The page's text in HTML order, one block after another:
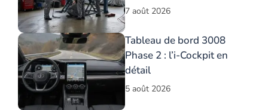
7 août 2026
Tableau de bord 3008
Phase 2 : l’i-Cockpit en
détail
5 août 2026